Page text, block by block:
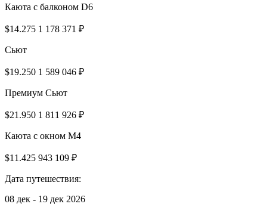
Каюта с балконом D6
$14.275 1 178 371 ₽
Сьют
$19.250 1 589 046 ₽
Премиум Сьют
$21.950 1 811 926 ₽
Каюта с окном M4
$11.425 943 109 ₽
Дата путешествия:
08 дек - 19 дек 2026